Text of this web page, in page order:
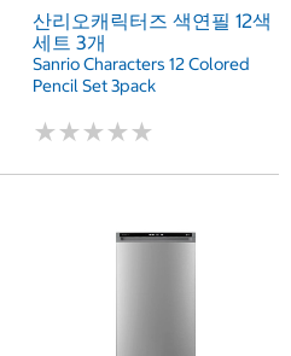
산리오캐릭터즈 색연필 12색
세트 3개
Sanrio Characters 12 Colored
Pencil Set 3pack
★★★★★
★★★★★